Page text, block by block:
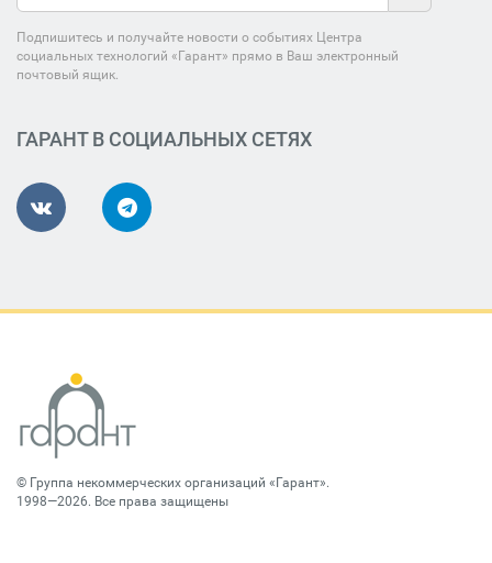
Подпишитесь и получайте новости о событиях Центра
социальных технологий «Гарант» прямо в Ваш электронный
почтовый ящик.
ГАРАНТ В СОЦИАЛЬНЫХ СЕТЯХ
© Группа некоммерческих организаций «Гарант».
1998—2026. Все права защищены